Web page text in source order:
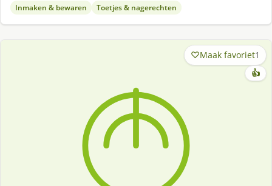
Inmaken & bewaren Toetjes & nagerechten
Maak favoriet1
👍